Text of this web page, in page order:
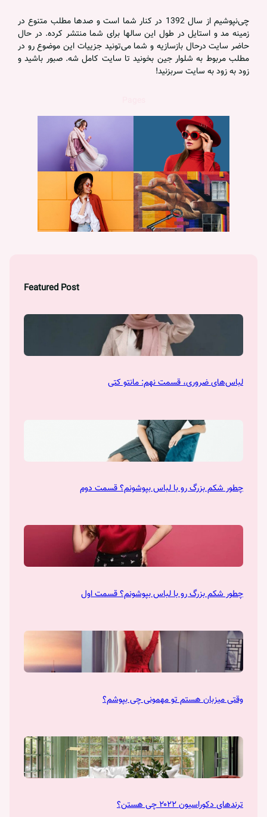
چی‌نپوشیم از سال 1392 در کنار شما است و صدها مطلب متنوع در
زمینه مد و استایل در طول این سالها برای شما منتشر کرده. در حال
حاضر سایت درحال بازسازیه و شما می‌تونید جزییات این موضوع رو در
مطلب مربوط به شلوار جین بخونید تا سایت کامل شه. صبور باشید و
زود به زود به سایت سربزنید!
Featured Post
لباس‌های ضروری، قسمت نهم: مانتو کتی
چطور شکم بزرگ رو با لباس بپوشونم؟ قسمت دوم
چطور شکم بزرگ رو با لباس بپوشونم؟ قسمت اول
وقتی میزبان هستم تو مهمونی چی بپوشم؟
ترندهای دکوراسیون ۲۰۲۲ چی هستن؟